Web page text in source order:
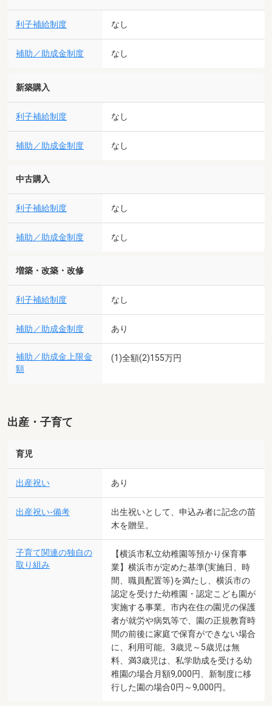
利子補給制度 なし
補助／助成金制度 なし
新築購入
利子補給制度 なし
補助／助成金制度 なし
中古購入
利子補給制度 なし
補助／助成金制度 なし
増築・改築・改修
利子補給制度 なし
補助／助成金制度 あり
補助／助成金上限金
額
(1)全額(2)155万円
出産・子育て
育児
出産祝い あり
出産祝い-備考
出生祝いとして、申込み者に記念の苗
木を贈呈。
子育て関連の独自の
取り組み
【横浜市私立幼稚園等預かり保育事
業】横浜市が定めた基準(実施日、時
間、職員配置等)を満たし、横浜市の
認定を受けた幼稚園・認定こども園が
実施する事業。市内在住の園児の保護
者が就労や病気等で、園の正規教育時
間の前後に家庭で保育ができない場合
に、利用可能。3歳児～5歳児は無
料、満3歳児は、私学助成を受ける幼
稚園の場合月額9,000円、新制度に移
行した園の場合0円～9,000円。